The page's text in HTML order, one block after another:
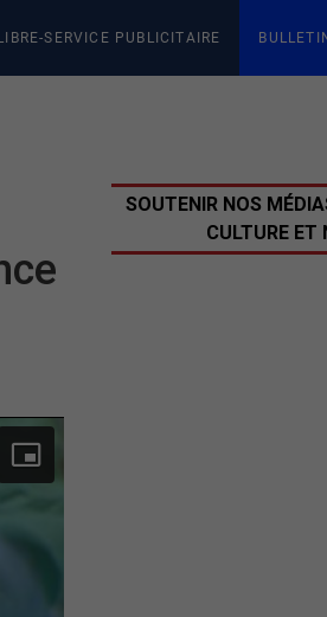
LIBRE-SERVICE PUBLICITAIRE
SOUTENIR NOS
CULTURE ET